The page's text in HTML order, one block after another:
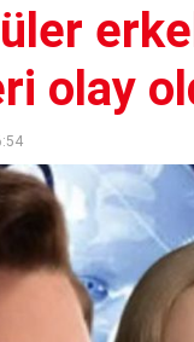
olay